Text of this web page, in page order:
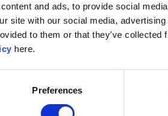
and ads, to provide social
site with our social media,
to them or that they’ve
here.
Preferences